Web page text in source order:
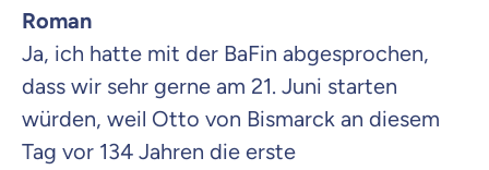
Roman
Ja, ich hatte mit der BaFin abgesprochen,
dass wir sehr gerne am 21. Juni starten
würden, weil Otto von Bismarck an diesem
Tag vor 134 Jahren die erste